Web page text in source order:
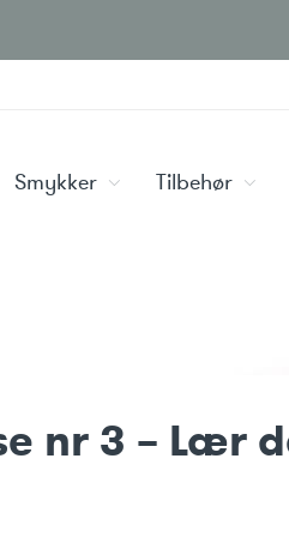
Smykker Tilbehør
nr 3 – Lær